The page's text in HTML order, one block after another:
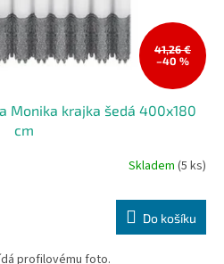
41,26 €
–40 %
Monika krajka šedá 400x180
cm
Skladem (5 ks)
Do košíku
profilovému foto.